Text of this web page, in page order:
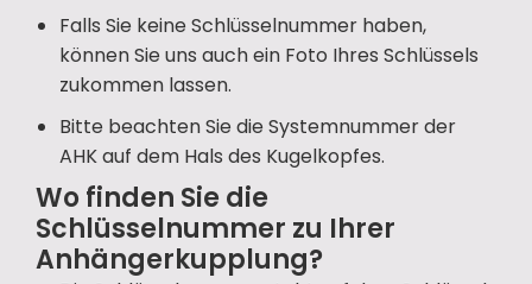
Falls Sie keine Schlüsselnummer haben,
können Sie uns auch ein Foto Ihres Schlüssels
zukommen lassen.
Bitte beachten Sie die Systemnummer der
AHK auf dem Hals des Kugelkopfes.
Wo finden Sie die
Schlüsselnummer zu Ihrer
Anhängerkupplung?